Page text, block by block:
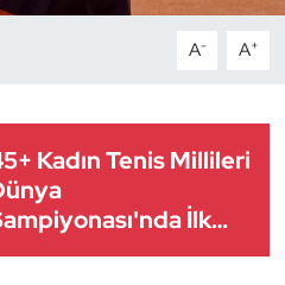
A- A+
Kadın Tenis Millileri
İlk